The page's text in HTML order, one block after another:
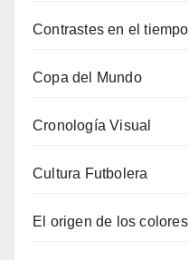
Contrastes en el tiempo
Copa del Mundo
Cronología Visual
Cultura Futbolera
El origen de los colores